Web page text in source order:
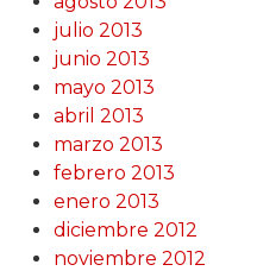
julio 2013
junio 2013
mayo 2013
abril 2013
marzo 2013
febrero 2013
enero 2013
diciembre 2012
noviembre 2012